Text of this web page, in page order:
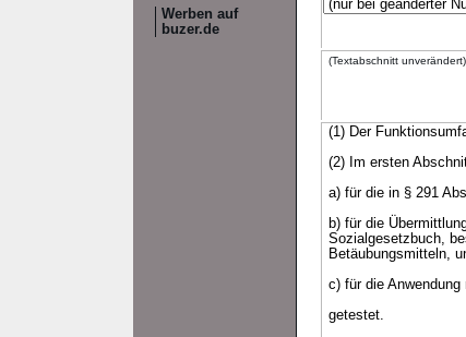
Werben auf
buzer.de
(Textabschnitt unverändert)
(1) Der
(2) Im ersten
a) für die in § 291
b) für die
Sozialgesetzbuch,
Betäubungsmitteln,
c) für die
getestet.